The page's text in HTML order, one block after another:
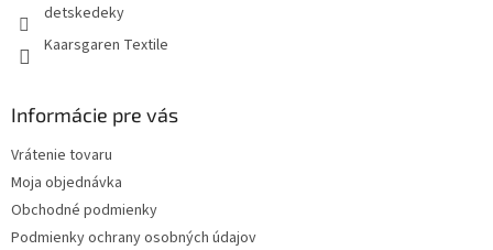
detskedeky
Kaarsgaren Textile
Informácie pre vás
Vrátenie tovaru
Moja objednávka
Obchodné podmienky
Podmienky ochrany osobných údajov